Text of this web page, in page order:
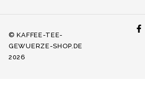
© KAFFEE-TEE-
GEWUERZE-SHOP.DE
2026